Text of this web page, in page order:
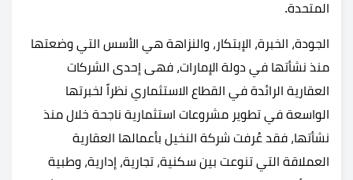
المتحدة.
الجودة، الخبرة، الإبتكار، والنزاهة هي الأسس التي وضعتها
منذ نشأتها في دولة الإمارات، فهى إحدى الشركات
العقارية الرائدة في القطاع الاستثماري نظراً لخبرتها
الواسعة في تطوير مشروعات استثمارية ناجحة خلال منذ
نشأتها، فقد عُرفت شركة النخيل بأعمالها العقارية
العملاقة التي تنوعت بين سكنية، تجارية، إدارية، وطبية